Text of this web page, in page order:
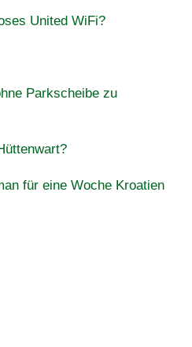
United WiFi?
Parkscheibe zu
für eine Woche Kroatien